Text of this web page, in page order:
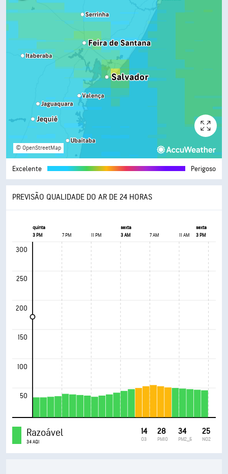
© OpenStreetMap
Excelente Perigoso
PREVISÃO QUALIDADE DO AR DE 24 HORAS
quinta sexta
sexta
3 PM
7 PM 11 PM 3 AM 7 AM 11 AM 3 PM
300
250
200
150
100
50
Razoável
34 AQI
14
O3
28
PM10
34
PM2_5
25
NO2